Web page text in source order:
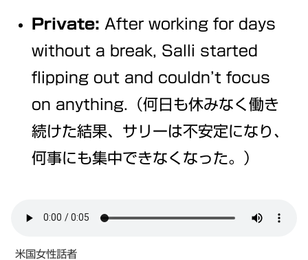
Private: After working for days
without a break, Salli started
flipping out and couldn’t focus
on anything.（何日も休みなく働き
続けた結果、サリーは不安定になり、
何事にも集中できなくなった。）
米国女性話者